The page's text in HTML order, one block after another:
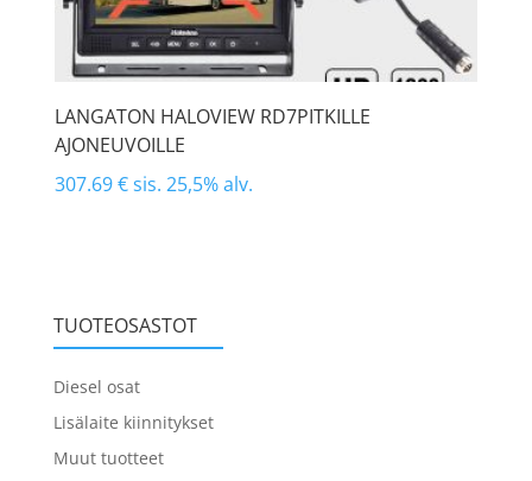
LANGATON HALOVIEW RD7PITKILLE
AJONEUVOILLE
307.69€sis. 25,5% alv.
TUOTEOSASTOT
Diesel osat
Lisälaite kiinnitykset
Muut tuotteet